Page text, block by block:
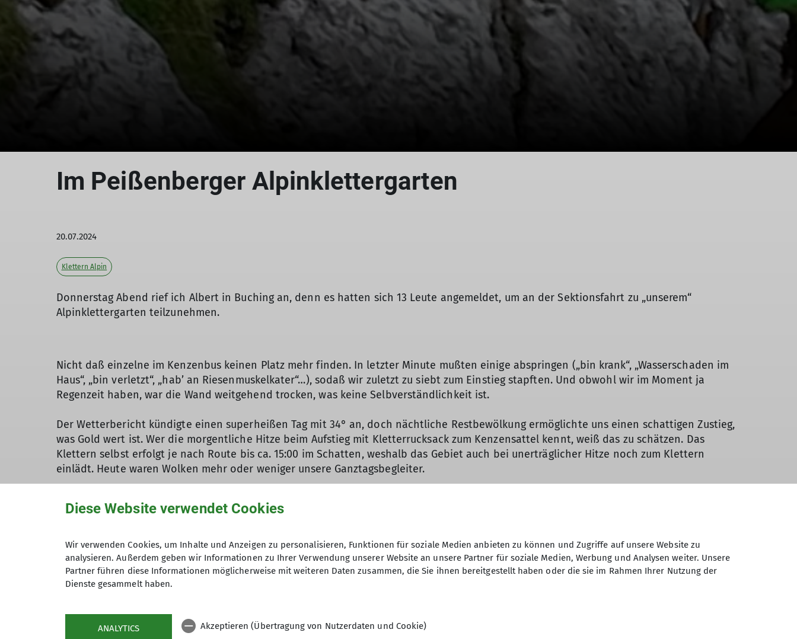
Im Peißenberger Alpinklettergarten
20.07.2024
Klettern Alpin
Donnerstag Abend rief ich Albert in Buching an, denn es hatten sich 13 Leute angemeldet, um an der Sektionsfahrt zu „unserem“
Alpinklettergarten teilzunehmen.
Nicht daß einzelne im Kenzenbus keinen Platz mehr finden. In letzter Minute mußten einige abspringen („bin krank“, „Wasserschaden im
Haus“, „bin verletzt“, „hab’ an Riesenmuskelkater“…), sodaß wir zuletzt zu siebt zum Einstieg stapften. Und obwohl wir im Moment ja
Regenzeit haben, war die Wand weitgehend trocken, was keine Selbverständlichkeit ist.
Der Wetterbericht kündigte einen superheißen Tag mit 34° an, doch nächtliche Restbewölkung ermöglichte uns einen schattigen Zustieg,
was Gold wert ist. Wer die morgentliche Hitze beim Aufstieg mit Kletterrucksack zum Kenzensattel kennt, weiß das zu schätzen. Das
Klettern selbst erfolgt je nach Route bis ca. 15:00 im Schatten, weshalb das Gebiet auch bei unerträglicher Hitze noch zum Klettern
einlädt. Heute waren Wolken mehr oder weniger unsere Ganztagsbegleiter.
Felskontakt vor sich hatten. Ich ging mit den beiden die einfachste Route im Gebiet: „fei schee“ heißt sie und übersteigt in den fünf
Derweil starteten Andrea und Marie in die Route „Siebene für einen Streich“ mit vier Seillängen im 6ten und einer Länge im unteren 7ten
Grad zu den eher anspruchsvolleren Touren zählend.
in diesem Bereich sind nicht übermäßig schwierig, doch einmal, in einer kleingriffigen Passage wird auch hier der 6te Grad abgefragt.
Diese Website verwendet Cookies
Wir verwenden Cookies, um Inhalte und Anzeigen zu personalisieren, Funktionen für soziale Medien anbieten zu können und Zugriffe auf unsere Website zu
analysieren. Außerdem geben wir Informationen zu Ihrer Verwendung unserer Website an unsere Partner für soziale Medien, Werbung und Analysen weiter. Unsere
Partner führen diese Informationen möglicherweise mit weiteren Daten zusammen, die Sie ihnen bereitgestellt haben oder die sie im Rahmen Ihrer Nutzung der
Dienste gesammelt haben.
ANALYTICS Akzeptieren (Übertragung von Nutzerdaten und Cookie)